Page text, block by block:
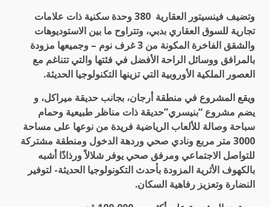
وتضيف فينسيتور العقارية 380 وحدة سكنية ذات علامات
تجارية للسوق العقاري بدبي، وتتراوح ما بين الاستوديوهات
والشقق الفاخرة المكونة من 3 غرف نوم – وجميعها مزودة
بالمرافق ووسائل الراحة الأفضل في فئتها والتي تتناغم مع
العصور الملكية الأوروبية التي تزينها التكنولوجيا الحديثة.
ويقع المشروع في منطقة أرجان، بجانب حديقة ميراكل، و
يضم مشروع “بنيسري”حديقة ذات مناظر طبيعية وحمام
سباحة وصالة للألعاب الرياضية فريدة من نوعها على مساحة
3000 متر مربع ونادي صحي وردهة الدخول ومنطقة مشتركة
للتواصل الاجتماعي ومرفق صحي يوفر شلالاً ورذاذًا أشبه
بالكهوف الأثرية المزودة بأحدث التكونولوجيا الحديثة- لتوفير
النضارة وتعزيز رفاهية السكان.